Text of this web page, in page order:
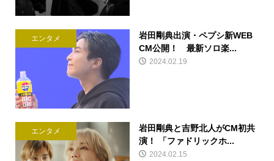
エンタメ
岩田剛典出演・ペプシ新WEB
CM公開！ 最新ソロ楽...
2024.02.19
エンタメ
岩田剛典と吉野北人がCM初共
演！ 「ファドリックホ...
2024.02.15